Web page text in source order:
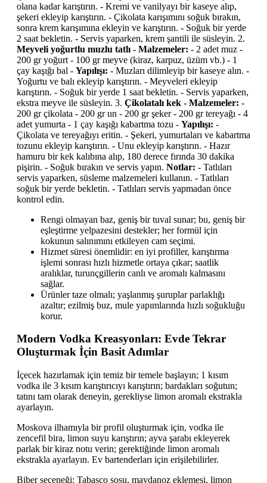
olana kadar karıştırın. - Kremi ve vanilyayı bir kaseye alıp,
şekeri ekleyip karıştırın. - Çikolata karışımını soğuk bırakın,
sonra krem karışımına ekleyin ve karıştırın. - Soğuk bir yerde
2 saat bekletin. - Servis yaparken, krem şantili ile süsleyin. 2.
Meyveli yoğurtlu muzlu tatlı - Malzemeler: - 2 adet muz -
200 gr yoğurt - 100 gr meyve (kiraz, karpuz, üzüm vb.) - 1
çay kaşığı bal - Yapılışı: - Muzları dilimleyip bir kaseye alın. -
Yoğurtu ve balı ekleyip karıştırın. - Meyveleri ekleyip
karıştırın. - Soğuk bir yerde 1 saat bekletin. - Servis yaparken,
ekstra meyve ile süsleyin. 3. Çikolatalı kek - Malzemeler: -
200 gr çikolata - 200 gr un - 200 gr şeker - 200 gr tereyağı - 4
adet yumurta - 1 çay kaşığı kabartma tozu - Yapılışı: -
Çikolata ve tereyağıyı eritin. - Şekeri, yumurtaları ve kabartma
tozunu ekleyip karıştırın. - Unu ekleyip karıştırın. - Hazır
hamuru bir kek kalıbına alıp, 180 derece fırında 30 dakika
pişirin. - Soğuk bırakın ve servis yapın. Notlar: - Tatlıları
servis yaparken, süsleme malzemeleri kullanın. - Tatlıları
soğuk bir yerde bekletin. - Tatlıları servis yapmadan önce
kontrol edin.
Rengi olmayan baz, geniş bir tuval sunar; bu, geniş bir
eşleştirme yelpazesini destekler; her formül için
kokunun salınımını etkileyen cam seçimi.
Hizmet süresi önemlidir: en iyi profiller, karıştırma
işlemi sonrası hızlı hizmetle ortaya çıkar; saatlik
aralıklar, turunçgillerin canlı ve aromalı kalmasını
sağlar.
Ürünler taze olmalı; yaşlanmış şuruplar parlaklığı
azaltır; ezilmiş buz, mule yapımlarında hızlı soğukluğu
korur.
Modern Vodka Kreasyonları: Evde Tekrar
Oluşturmak İçin Basit Adımlar
İçecek hazırlamak için temiz bir temele başlayın; 1 kısım
vodka ile 3 kısım karıştırıcıyı karıştırın; bardakları soğutun;
tatını tam olarak deneyin, gerekliyse limon aromalı ekstrakla
ayarlayın.
Moskova ilhamıyla bir profil oluşturmak için, vodka ile
zencefil bira, limon suyu karıştırın; ayva şarabı ekleyerek
parlak bir kiraz notu verin; gerektiğinde limon aromalı
ekstrakla ayarlayın. Ev bartenderları için erişilebilirler.
Biber seçeneği: Tabasco sosu, maydanoz eklemesi, limon